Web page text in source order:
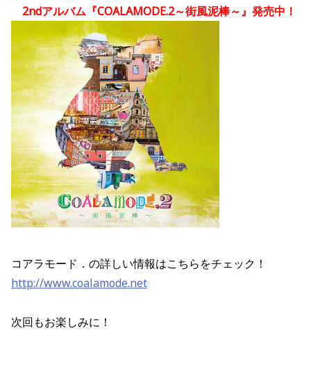
2ndアルバム『COALAMODE.2～街風泥棒～』発売中！
コアラモード．の詳しい情報はこちらをチェック！
http://www.coalamode.net
次回もお楽しみに！